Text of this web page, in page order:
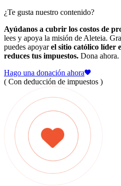
¿Te gusta nuestro contenido?
Ayúdanos a cubrir los costos de
lees y apoya la misión de Aleteia.
puedes apoyarel sitio católico líder
reduces tus impuestos. Dona ahora.
Hago una donación ahora
( Con deducción de impuestos )